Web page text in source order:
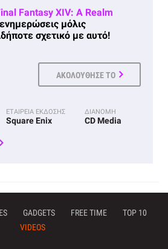
Fantasy XIV: A Realm
μόλις
σχετικό με αυτό!
ΑΚΟΛΟΥΘΗΣΕ ΤΟ
ΕΤΑΙΡΕΙΑ ΕΚΔΟΣΗΣ
Square Enix
ΔΙΑΝΟΜΗ
CD Media
GADGETS FREE TIME
TOP 10
VIDEOS